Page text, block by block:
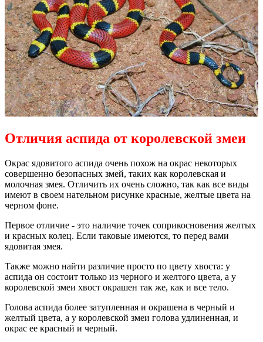
Отличия аспида от королевской змеи
Окрас ядовитого аспида очень похож на окрас некоторых
совершенно безопасных змей, таких как королевская и
молочная змея. Отличить их очень сложно, так как все виды
имеют в своем нательном рисунке красные, желтые цвета на
черном фоне.
Первое отличие - это наличие точек соприкосновения желтых
и красных колец. Если таковые имеются, то перед вами
ядовитая змея.
Также можно найти различие просто по цвету хвоста: у
аспида он состоит только из черного и желтого цвета, а у
королевской змеи хвост окрашен так же, как и все тело.
Голова аспида более затупленная и окрашена в черный и
желтый цвета, а у королевской змеи голова удлиненная, и
окрас ее красный и черный.